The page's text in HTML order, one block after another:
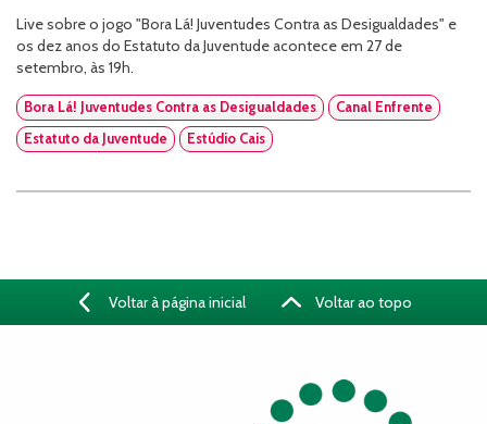
Live sobre o jogo "Bora Lá! Juventudes Contra as Desigualdades" e
os dez anos do Estatuto da Juventude acontece em 27 de
setembro, às 19h.
Bora Lá! Juventudes Contra as Desigualdades
Canal Enfrente
Estatuto da Juventude
Estúdio Cais
Voltar à página inicial Voltar ao topo